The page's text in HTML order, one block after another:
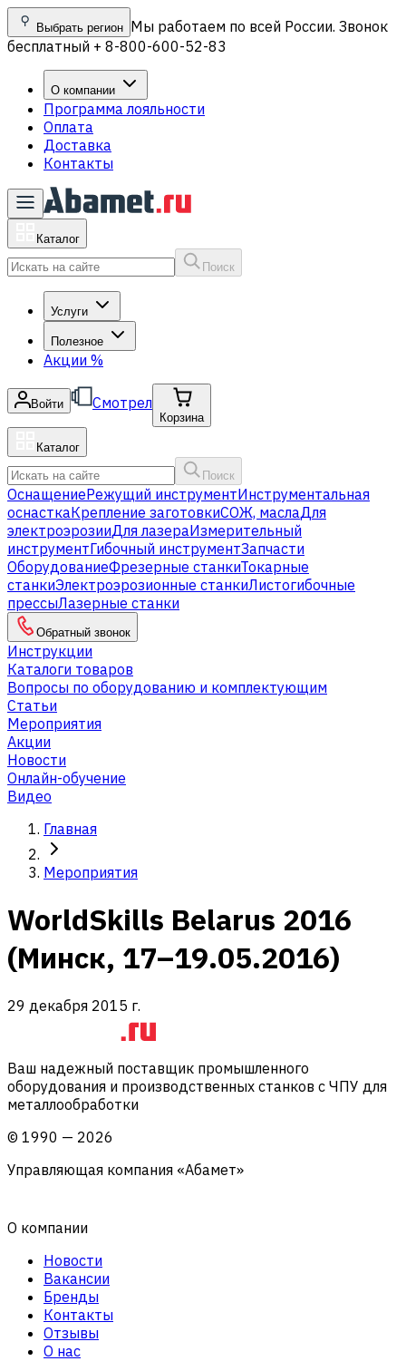
Выбрать регион Мы работаем по всей России. Звонок
бесплатный + 8-800-600-52-83
О компании
Программа лояльности
Оплата
Доставка
Контакты
Каталог
Поиск
Услуги
Полезное
Акции %
Войти Смотрел
Корзина
Каталог
Поиск
ОснащениеРежущий инструментИнструментальная
оснасткаКрепление заготовкиСОЖ, маслаДля
электроэрозииДля лазераИзмерительный
инструментГибочный инструментЗапчасти
ОборудованиеФрезерные станкиТокарные
станкиЭлектроэрозионные станкиЛистогибочные
прессыЛазерные станки
Обратный звонок
Инструкции
Каталоги товаров
Вопросы по оборудованию и комплектующим
Статьи
Мероприятия
Акции
Новости
Онлайн-обучение
Видео
Главная
Мероприятия
WorldSkills Belarus 2016
(Минск, 17–19.05.2016)
29 декабря 2015 г.
Ваш надежный поставщик промышленного
оборудования и производственных станков с ЧПУ для
металлообработки
© 1990 — 2026
Управляющая компания «Абамет»
О компании
Новости
Вакансии
Бренды
Контакты
Отзывы
О нас